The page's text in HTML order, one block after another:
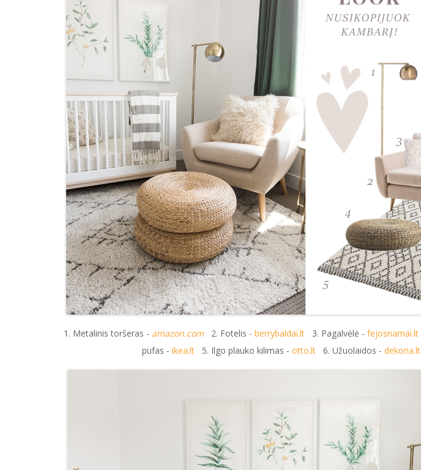
1. Metalinis toršeras - amazon.com2. Fotelis - berrybaldai.lt 3. Pagalvėlė - fejosnamai.lt
pufas - ikea.lt 5. Ilgo plauko kilimas - otto.lt 6. Užuolaidos - dekoria.lt